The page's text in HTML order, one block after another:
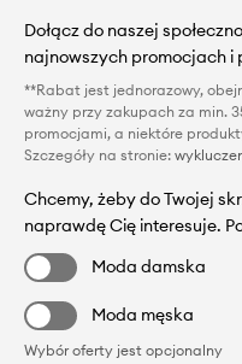
Dołącz do naszej
najnowszych promocjach i
**Rabat jest jednorazowy,
ważny przy zakupach za min.
promocjami, a niektóre
Szczegóły na stronie:
Chcemy, żeby do Twojej
naprawdę Cię interesuje.
Moda damska
Moda męska
Wybór oferty jest opcjonalny